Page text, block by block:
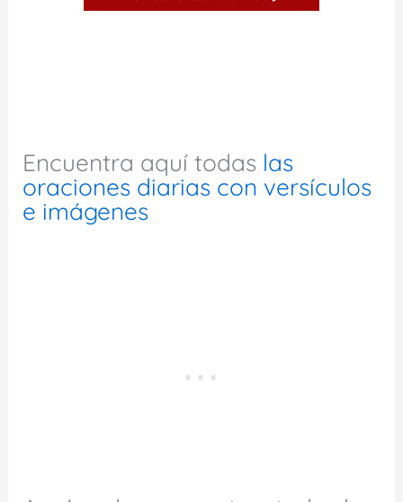
Encuentra aquí todas las
oraciones diarias con versículos
e imágenes